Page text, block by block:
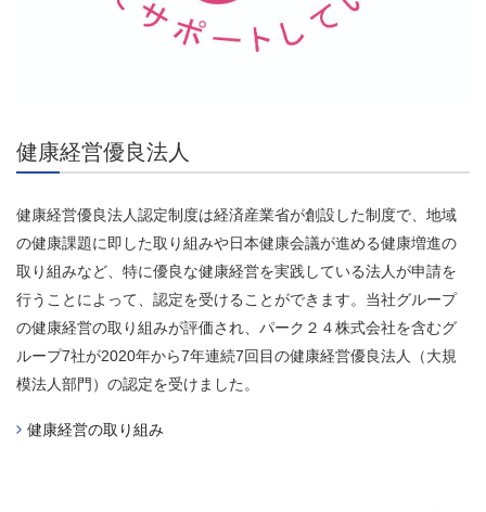
健康経営優良法人
健康経営優良法人認定制度は経済産業省が創設した制度で、地域
の健康課題に即した取り組みや日本健康会議が進める健康増進の
取り組みなど、特に優良な健康経営を実践している法人が申請を
行うことによって、認定を受けることができ ます。当社グループ
の健康経営の取り組みが評価され、パーク２４株式会社を含むグ
ループ7社が2020年から7年連続7回目の健康経営優良法人（大規
模法人部門）の認定を受けました。
健康経営の取り組み